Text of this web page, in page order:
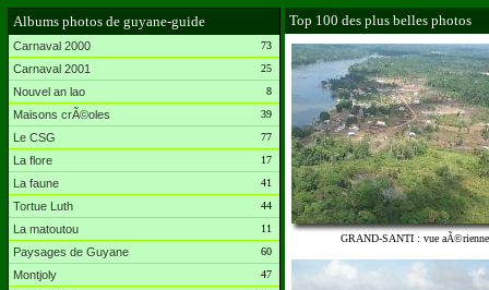
Albums photos de guyane-guide
Carnaval 2000 73
Carnaval 2001 25
Nouvel an lao 8
Maisons crÃ©oles 39
Le CSG 77
La flore 17
La faune 41
Tortue Luth 44
La matoutou 11
Paysages de Guyane 60
Montjoly 47
Top 100 des plus belles photos
GRAND-SANTI : vue aÃ©rienne